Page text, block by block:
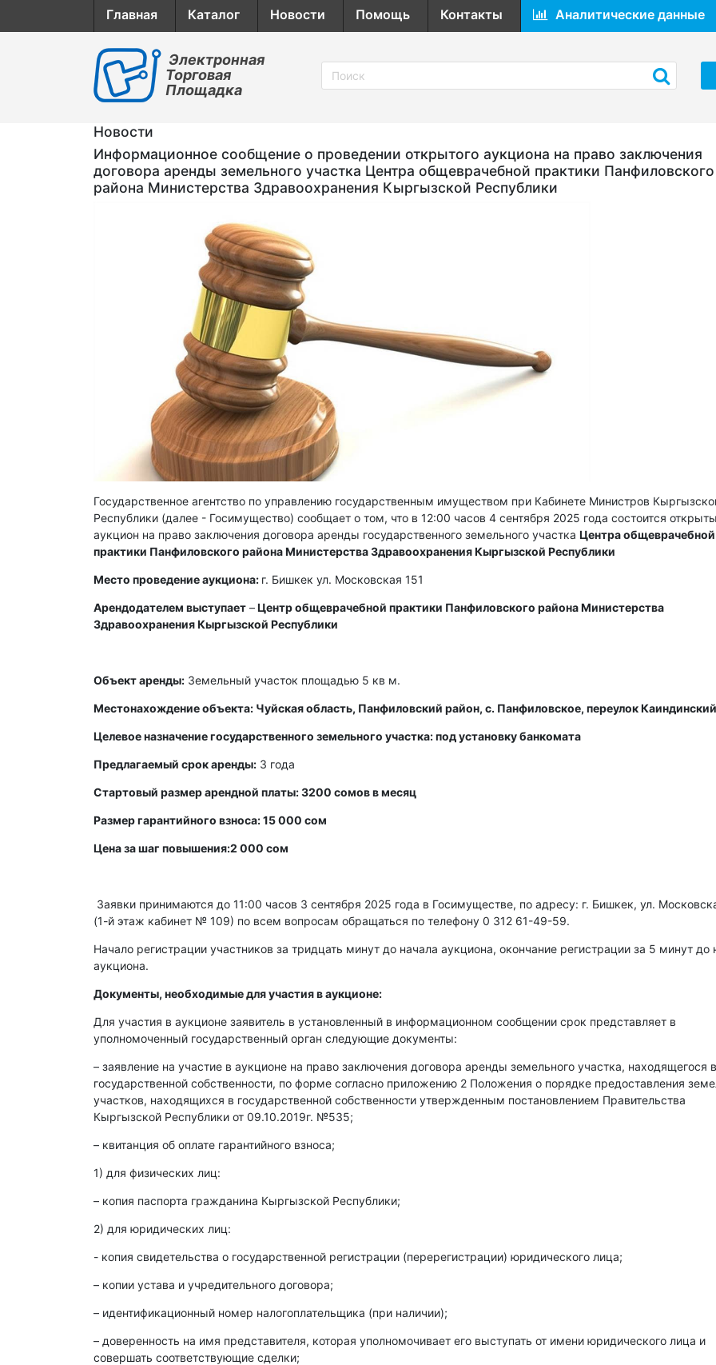
Главная Каталог Новости Помощь Контакты Аналитические данные
Электронная
Торговая
Площадка
Новости
Информационное сообщение о проведении открытого аукциона на право заключения
договора аренды земельного участка Центра общеврачебной практики Панфиловского
района Министерства Здравоохранения Кыргызской Республики
Государственное агентство по управлению государственным имуществом при Кабинете Министров
Республики (далее - Госимущество) сообщает о том, что в 12:00 часов 4 сентября 2025 года состоится
аукцион на право заключения договора аренды государственного земельного участка Центра общеврачебной
практики Панфиловского района Министерства Здравоохранения Кыргызской Республики
Место проведение аукциона: г. Бишкек ул. Московская 151
Арендодателем выступает –Центр общеврачебной практики Панфиловского района Министерства
Здравоохранения Кыргызской Республики
Объект аренды: Земельный участок площадью 5 кв м.
Местонахождение объекта: Чуйская область, Панфиловский район, с. Панфиловское, переулок
Целевое назначение государственного земельного участка: под установку банкомата
Предлагаемый срок аренды: 3 года
Стартовый размер арендной платы: 3200 сомов в месяц
Размер гарантийного взноса: 15 000 сом
Цена за шаг повышения:2 000 сом
Заявки принимаются до 11:00 часов 3 сентября 2025 года в Госимуществе, по адресу: г. Бишкек, ул.
(1-й этаж кабинет № 109) по всем вопросам обращаться по телефону 0 312 61-49-59.
Начало регистрации участников за тридцать минут до начала аукциона, окончание регистрации за 5 минут до
аукциона.
Документы, необходимые для участия в аукционе:
Для участия в аукционе заявитель в установленный в информационном сообщении срок представляет в
уполномоченный государственный орган следующие документы:
– заявление на участие в аукционе на право заключения договора аренды земельного участка, находящегося в
государственной собственности, по форме согласно приложению 2 Положения о порядке предоставления
участков, находящихся в государственной собственности утвержденным постановлением Правительства
Кыргызской Республики от 09.10.2019г. №535;
– квитанция об оплате гарантийного взноса;
1) для физических лиц:
– копия паспорта гражданина Кыргызской Республики;
2) для юридических лиц:
- копия свидетельства о государственной регистрации (перерегистрации) юридического лица;
– копии устава и учредительного договора;
– идентификационный номер налогоплательщика (при наличии);
– доверенность на имя представителя, которая уполномочивает его выступать от имени юридического лица и
совершать соответствующие сделки;